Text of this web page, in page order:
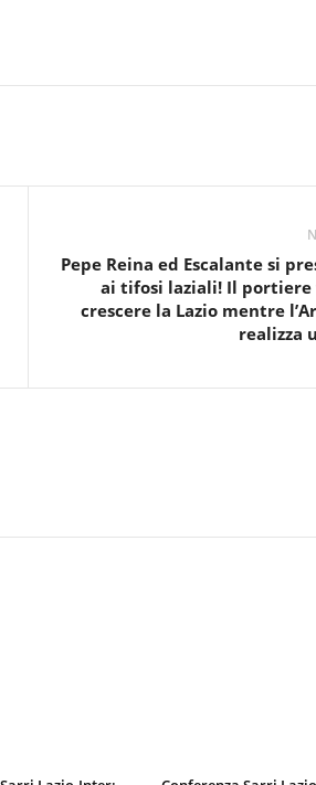
Pepe Reina ed Escalante si
ai tifosi laziali! Il portiere
crescere la Lazio mentre
realizza